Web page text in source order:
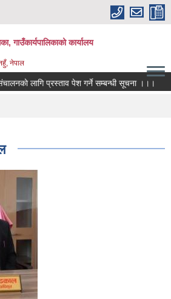
गाउँकार्यपालिकाको कार्यालय
नेपाल
लागि प्रस्ताव पेश गर्ने सम्बन्धी सूचना ।।।